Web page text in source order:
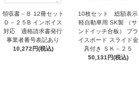
領収書－Ｂ 12冊セット
Ｄ－２５B インボイス
対応 適格請求書発行
事業者番号表記あり
10,272円(税込)
10枚セット 総額表示
軽自動車用 SK製 （サ
ンドイッチ合板） プラ
イスボード スライド金
具付き ＳＫ－２５
50,131円(税込)